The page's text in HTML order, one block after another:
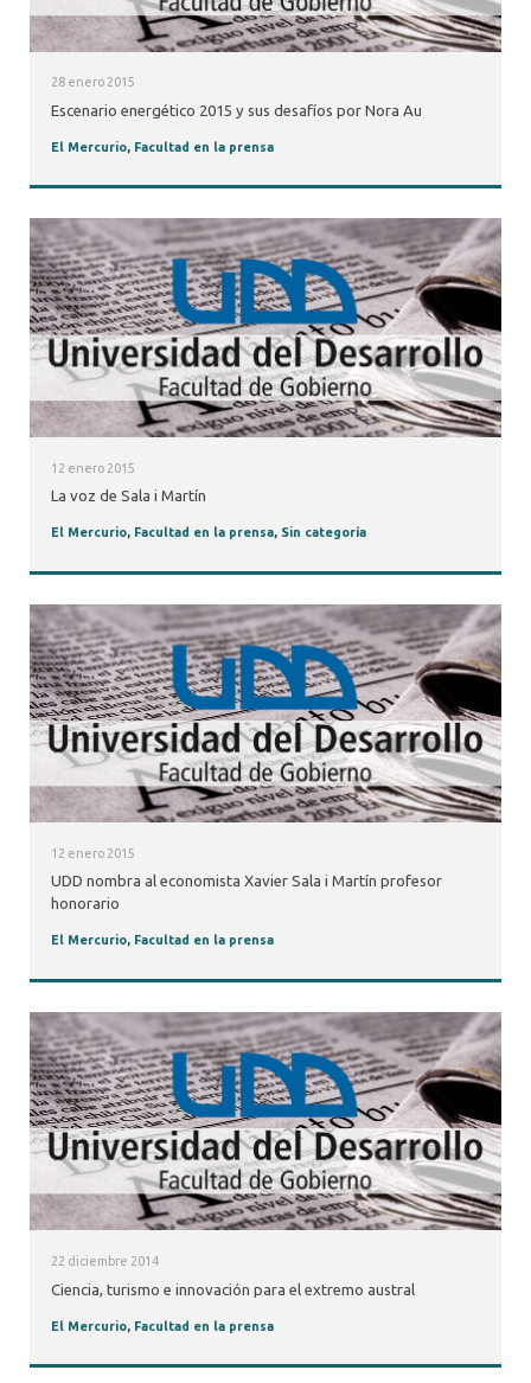
28 enero 2015
Escenario energético 2015 y sus desafíos por Nora Au
El Mercurio, Facultad en la prensa
12 enero 2015
La voz de Sala i Martín
El Mercurio, Facultad en la prensa, Sin categoría
12 enero 2015
UDD nombra al economista Xavier Sala i Martín profesor
honorario
El Mercurio, Facultad en la prensa
22 diciembre 2014
Ciencia, turismo e innovación para el extremo austral
El Mercurio, Facultad en la prensa